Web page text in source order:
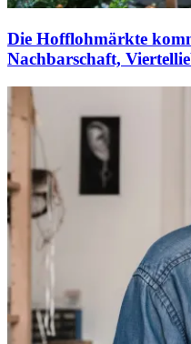
Die Hofflohmärkte
Nachbarschaft,